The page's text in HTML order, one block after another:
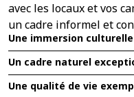
avec les locaux et vos
un cadre informel et
Une immersion
Un cadre naturel
Une qualité de vie